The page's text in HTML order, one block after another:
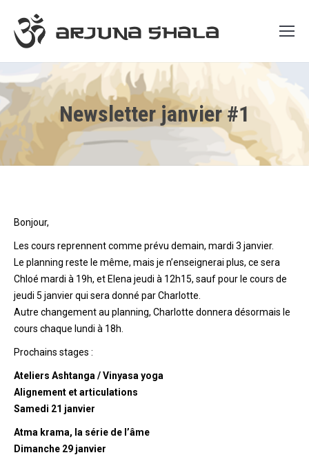
Newsletter janvier #1
Bonjour,
Les cours reprennent comme prévu demain, mardi 3 janvier.
Le planning reste le même, mais je n’enseignerai plus, ce sera
Chloé mardi à 19h, et Elena jeudi à 12h15, sauf pour le cours de
jeudi 5 janvier qui sera donné par Charlotte.
Autre changement au planning, Charlotte donnera désormais le
cours chaque lundi à 18h.
Prochains stages :
Ateliers Ashtanga / Vinyasa yoga
Alignement et articulations
Samedi 21 janvier
Atma krama, la série de l’âme
Dimanche 29 janvier